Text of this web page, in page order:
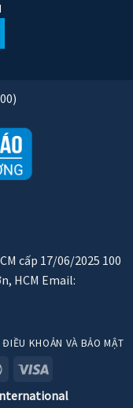
cấp 17/06/2025 100
HCM Email:
ĐIỀU KHOẢN VÀ BẢO MẬT